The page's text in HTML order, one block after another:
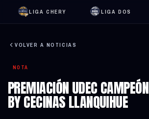
LIGA CHERY LIGA DOS
VOLVER A NOTICIAS
NOTA
PREMIACIÓN UDEC
BY CECINAS LLANQUIHUE